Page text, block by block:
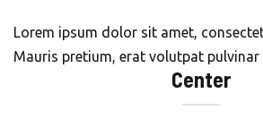
Lorem ipsum dolor sit amet,
Mauris pretium, erat volutpat pulvinar
Center